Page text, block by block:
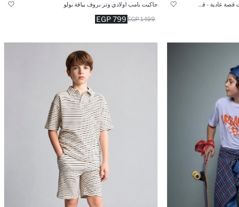
جاكيت بامب اولادي وتر بروف بياقة بولو
799 EGP 1499 EGP